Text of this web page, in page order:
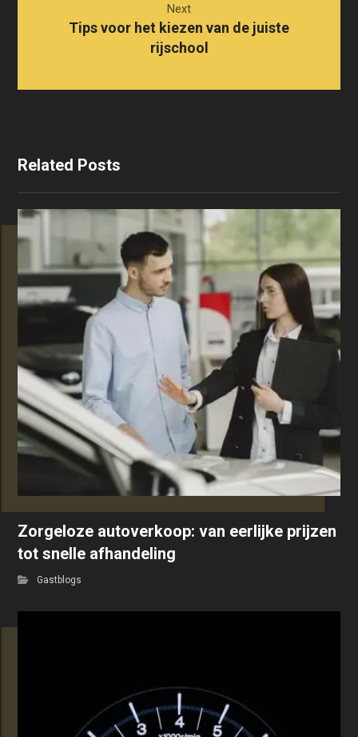
Next
Tips voor het kiezen van de juiste
rijschool
Related Posts
Zorgeloze autoverkoop: van eerlijke prijzen
tot snelle afhandeling
Gastblogs